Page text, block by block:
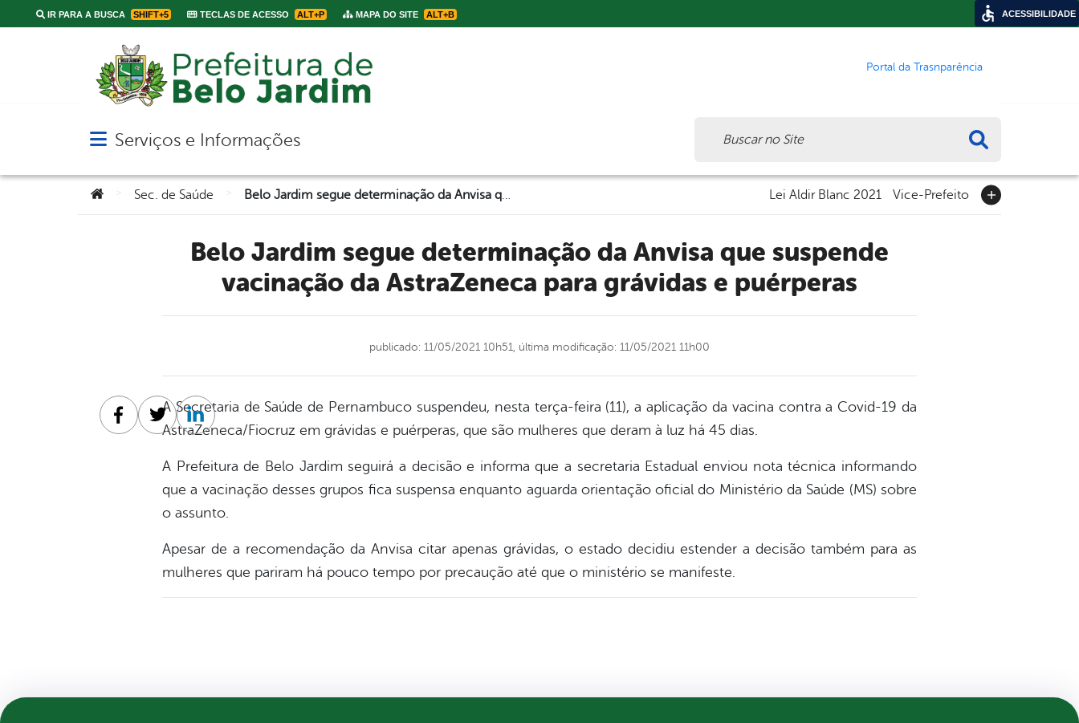
IR PARA A BUSCA SHIFT+5 TECLAS DE ACESSO ALT+P MAPA DO SITE ALT+B
Portal da Trasnparência
Abrir menu principal de navegação
Serviços e Informações
Você está aqui:Sec. de Saúde Lei Aldir Blanc 2021 Vice-Prefeito
Belo Jardim segue determinação da Anvisa que suspende
vacinação da AstraZeneca para grávidas e puérperas
publicado: 11/05/2021 10h51, última modificação: 11/05/2021 11h00
A Secretaria de Saúde de Pernambuco suspendeu, nesta terça-feira (11), a aplicação da vacina contra a Covid-19 da
AstraZeneca/Fiocruz em grávidas e puérperas, que são mulheres que deram à luz há 45 dias.
A Prefeitura de Belo Jardim seguirá a decisão e informa que a secretaria Estadual enviou nota técnica informando
que a vacinação desses grupos fica suspensa enquanto aguarda orientação oficial do Ministério da Saúde (MS) sobre
o assunto.
Apesar de a recomendação da Anvisa citar apenas grávidas, o estado decidiu estender a decisão também para as
mulheres que pariram há pouco tempo por precaução até que o ministério se manifeste.
Facebook
TwitterLinkedin
ACESSIBILIDADE